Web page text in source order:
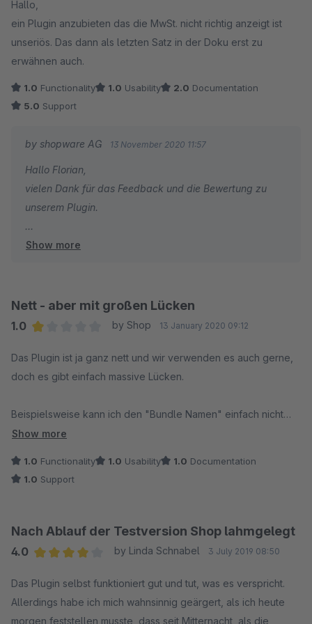
Gutscheinen. Finden wir persönlich extrem nervig
Für die einfachere Zuweisung bei mehreren Artikeln
innerhalb eines Bundels hast Du die Möglichkeit, bei der
Erstellung des Bundels die Option "Artikel global
Issuetracker https://issues.shopware.com/ einreichen mit
den Informationen, wie Du Dir ein besseres Handling
vorstellst.
Da die Artikelnummern in Shopware aus technischer
ist aufgrund des generellen Aufbaus on Shopware nicht
anders möglich.
Viele Grüße aus Schöppingen
Dein Team der Shopware AG
Hallo,
ein Plugin anzubieten das die MwSt. nicht richtig anzeigt ist
unseriös. Das dann als letzten Satz in der Doku erst zu
erwähnen auch.
1.0 Functionality 1.0 Usability 2.0 Documentation
5.0 Support
by shopware AG 13 November 2020 11:57
Hallo Florian,
vielen Dank für das Feedback und die Bewertung zu
unserem Plugin.
Wir haben das Thema intern an die zuständigen
Die Bearbeitung erfolgt über das folgende Issue-Ticket:
https://issues.shopware.com/issues/PT-12172
Viele Grüße aus Schöppingen
Dein Team der Shopware AG
Show more
Nett - aber mit großen Lücken
1.0
by Shop 13 January 2020 09:12
Das Plugin ist ja ganz nett und wir verwenden es auch gerne,
doch es gibt einfach massive Lücken.
Beispielsweise kann ich den "Bundle Namen" einfach nicht
übersetzen! Wieso nicht? Vom Shopware Support bekommt
Bundlenamens ist derzeit nicht vorgesehen" - na toll - und
Da macht Shopware einen auf "Internationalisierung" und
macht Werbung mit Slogans wie "Die Zukunftslösung für Dein
thyssenkrupp - und dann ist es nicht möglich etwas ins
englische zu übersetzen und man muss dann selber eine
Agentur suchen um das irgendwie hinzubekommen? Das passt
Show more
1.0 Functionality 1.0 Usability 1.0 Documentation
1.0 Support
Nach Ablauf der Testversion Shop lahmgelegt
4.0
by Linda Schnabel 3 July 2019 08:50
Das Plugin selbst funktioniert gut und tut, was es verspricht.
Allerdings habe ich mich wahnsinnig geärgert, als ich heute
morgen feststellen musste, dass seit Mitternacht, als die